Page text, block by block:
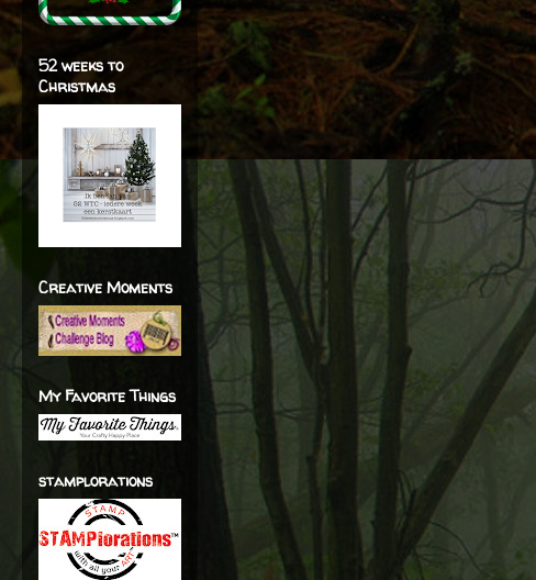
52 weeks to
Christmas
Creative Moments
My Favorite Things
stamplorations